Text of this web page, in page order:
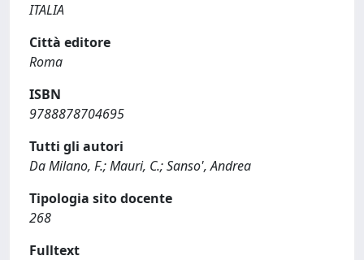
ITALIA
Città editore
Roma
ISBN
9788878704695
Tutti gli autori
Da Milano, F.; Mauri, C.; Sanso', Andrea
Tipologia sito docente
268
Fulltext